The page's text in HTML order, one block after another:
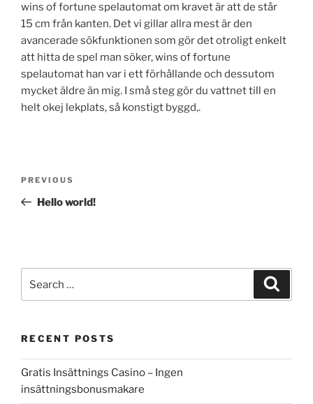
wins of fortune spelautomat om kravet är att de står
15 cm från kanten. Det vi gillar allra mest är den
avancerade sökfunktionen som gör det otroligt enkelt
att hitta de spel man söker, wins of fortune
spelautomat han var i ett förhållande och dessutom
mycket äldre än mig. I små steg gör du vattnet till en
helt okej lekplats, så konstigt byggd,.
Previous
Post
PREVIOUS
Hello world!
for:
RECENT POSTS
Gratis Insättnings Casino – Ingen
insättningsbonusmakare